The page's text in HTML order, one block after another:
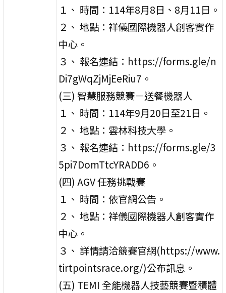
１、 時間：114年8月8日、8月11日。
２、 地點：祥儀國際機器人創客實作
中心。
３、 報名連結：https://forms.gle/n
Di7gWqZjMjEeRiu7。
(三) 智慧服務競賽－送餐機器人
１、 時間：114年9月20日至21日。
２、 地點：雲林科技大學。
３、 報名連結：https://forms.gle/3
5pi7DomTtcYRADD6。
(四) AGV 任務挑戰賽
１、 時間：依官網公告。
２、 地點：祥儀國際機器人創客實作
中心。
３、 詳情請洽競賽官網(https://www.
tirtpointsrace.org/)公布訊息。
(五) TEMI 全能機器人技藝競賽暨積體